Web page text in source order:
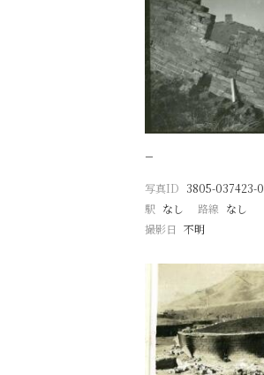
−
写真ID 3805-037423-0
駅 なし 路線 なし
撮影日 不明